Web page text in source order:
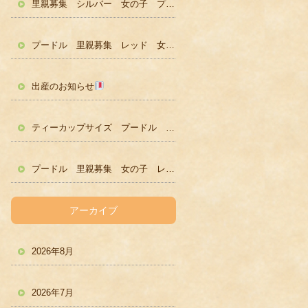
里親募集 シルバー 女の子 プードル かわいい
プードル 里親募集 レッド 女の子 かわいい
出産のお知らせ
ティーカップサイズ プードル レッド男の子 ２歳
プードル 里親募集 女の子 レッド
アーカイブ
2026年8月
2026年7月